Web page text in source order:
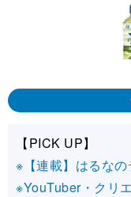
【PICK UP】
※【連載】はるな
※YouTuber・クリ